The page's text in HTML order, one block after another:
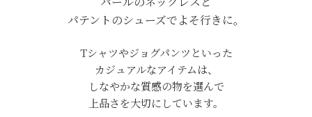
パテントのシューズでよそ行きに。
Tシャツやジョグパンツといった
カジュアルなアイテムは、
しなやかな質感の物を選んで
上品さを大切にしています。